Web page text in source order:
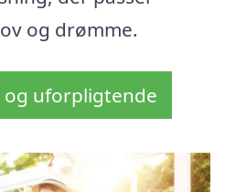
og drømme.
og uforpligtende